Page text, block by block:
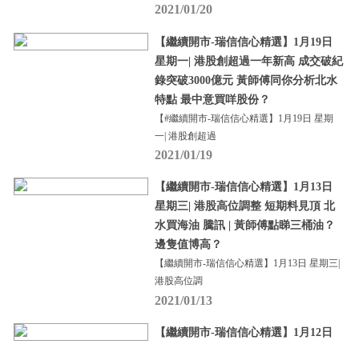
2021/01/20
【繼續開市-瑞信信心精選】1月19日
星期一| 港股創超過一年新高 成交破紀
錄突破3000億元 黃師傅同你分析北水
特點 最中意買咩股份？
【#繼續開市-瑞信信心精選】1月19日 星期
一| 港股創超過
2021/01/19
【繼續開市-瑞信信心精選】1月13日
星期三| 港股高位調整 短期料見頂 北
水買海油 騰訊 | 黃師傅點睇三桶油？
邊隻值博高？
【繼續開市-瑞信信心精選】1月13日 星期三|
港股高位調
2021/01/13
【繼續開市-瑞信信心精選】1月12日